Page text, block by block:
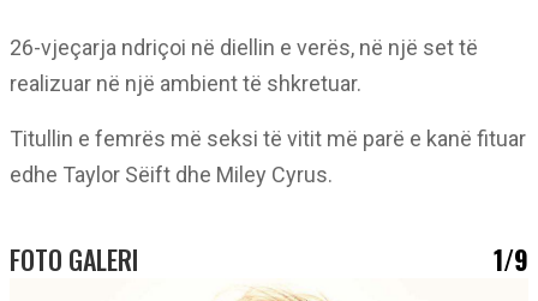
26-vjeçarja ndriçoi në diellin e verës, në një set të
realizuar në një ambient të shkretuar.
Titullin e femrës më seksi të vitit më parë e kanë fituar
edhe Taylor Sëift dhe Miley Cyrus.
FOTO GALERI 1/9